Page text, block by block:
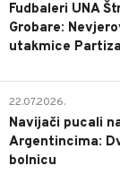
Fudbaleri UNA
Grobare:
utakmice
22.07.2026.
Navijači pucali
Argentincima:
bolnicu